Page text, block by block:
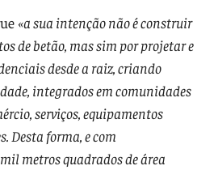
«a sua intenção não é construir
de betão, mas sim por projetar e
desde a raiz, criando
integrados em comunidades
serviços, equipamentos
Desta forma, e com
metros quadrados de área